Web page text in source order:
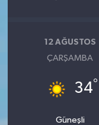
12 AĞUSTOS
ÇARŞAMBA
34°
Güneşli